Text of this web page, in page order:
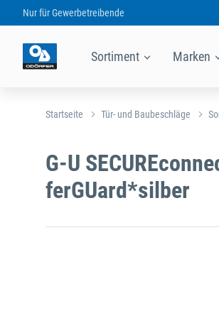
Nur fürGewerbetreibende
Sortiment Marken
Startseite Tür- und Baubeschläge
G-U
ferGUard*silber